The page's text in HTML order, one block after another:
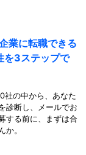
業に転職できる
を3ステップで
社の中から、あなた
診断し、メールでお
する前に、まずは合
か。